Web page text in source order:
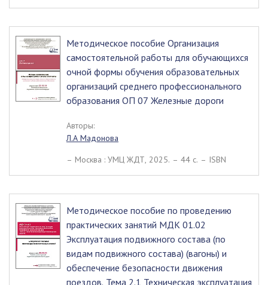
Методическое пособие Организация
самостоятельной работы для обучающихся
очной формы обучения образовательных
организаций среднего профессионального
образования ОП 07 Железные дороги
Авторы:
Л.А Мадонова
– Москва : УМЦ ЖДТ, 2025. – 44 c. – ISBN
Методическое пособие по проведению
практических занятий МДК 01.02
Эксплуатация подвижного состава (по
видам подвижного состава) (вагоны) и
обеспечение безопасности движения
поездов. Тема 2.1 Техническая эксплуатация